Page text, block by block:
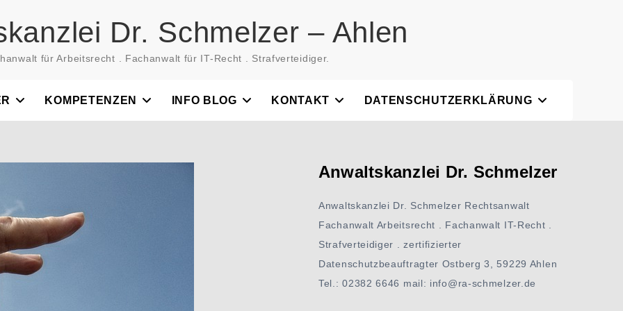
Dr. Schmelzer – Ahlen
für Arbeitsrecht . Fachanwalt für IT-Recht . Strafverteidiger.
KOMPETENZEN INFO BLOG KONTAKT DATENSCHUTZERKLÄRUNG
Anwaltskanzlei Dr. Schmelzer
Anwaltskanzlei Dr. Schmelzer Rechtsanwalt
Fachanwalt Arbeitsrecht . Fachanwalt IT-Recht .
Strafverteidiger . zertifizierter
Datenschutzbeauftragter Ostberg 3, 59229 Ahlen
Tel.: 02382 6646 mail: info@ra-schmelzer.de